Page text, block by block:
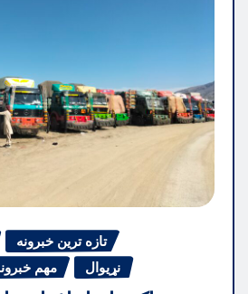
تازه ترین خبرونه
مهم نړیوال